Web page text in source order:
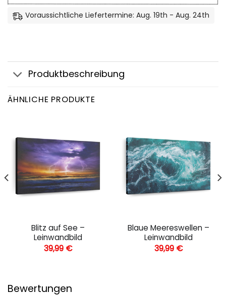
Voraussichtliche Liefertermine: Aug. 19th - Aug. 24th
Produktbeschreibung
ÄHNLICHE PRODUKTE
Blitz auf See –
Leinwandbild
39,99 €
Blaue Meereswellen –
Leinwandbild
39,99 €
Bewertungen